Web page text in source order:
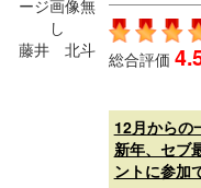
藤井 北斗 総合評価
12月からの
新年、セブ
ントに参加